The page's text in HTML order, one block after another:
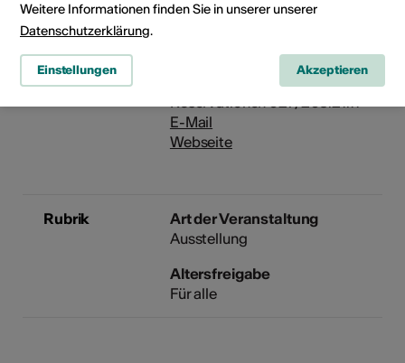
Veranstalter
Telefon 027/203.21.11
E-Mail
Webseite
Rubrik
Art der Veranstaltung
Ausstellung
Altersfreigabe
Für alle
Weitere Informationen finden Sie in unserer unserer
Datenschutzerklärung.
Einstellungen Akzeptieren